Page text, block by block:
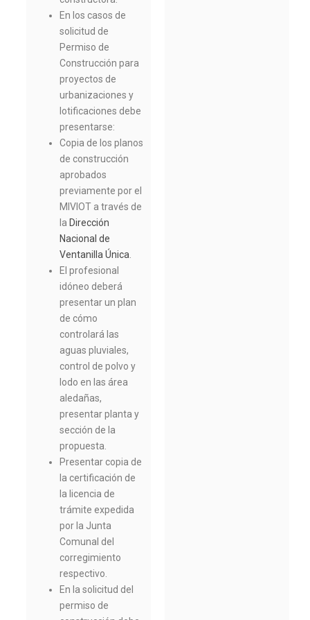
En los casos de
solicitud de
Permiso de
Construcción para
proyectos de
urbanizaciones y
lotificaciones debe
presentarse:
Copia de los planos
de construcción
aprobados
previamente por el
MIVIOT a través de
la Dirección
Nacional de
Ventanilla Única
El profesional
idóneo deberá
presentar un plan
de cómo
controlará las
aguas pluviales,
control de polvo y
lodo en las área
aledañas,
presentar planta y
sección de la
propuesta.
Presentar copia de
la certificación de
la licencia de
trámite expedida
por la Junta
Comunal del
corregimiento
respectivo.
En la solicitud del
permiso de